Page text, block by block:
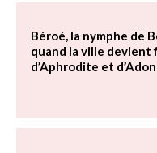
Béroé, la nymphe de
quand la ville devient
d’Aphrodite et